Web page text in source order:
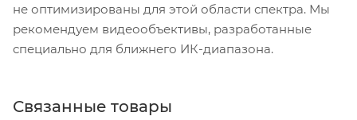
не оптимизированы для этой области спектра. Мы
рекомендуем видеообъективы, разработанные
специально для ближнего ИК-диапазона.
Связанные товары